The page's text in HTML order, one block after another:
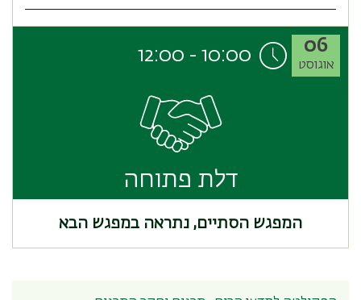
06
אוגוסט 10:00
-
12:00
דלת פתוחה
המפגש הסתיים, נתראה במפגש הבא